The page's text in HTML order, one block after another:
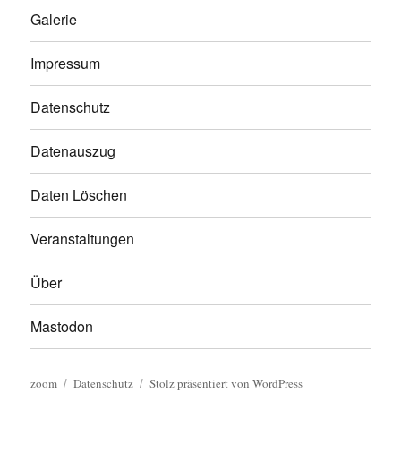
Galerie
Impressum
Datenschutz
Datenauszug
Daten Löschen
Veranstaltungen
Über
Mastodon
zoom Datenschutz Stolz präsentiert von WordPress